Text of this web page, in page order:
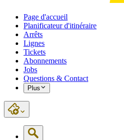
Page d'accueil
Planificateur d'itinéraire
Arrêts
Lignes
Tickets
Abonnements
Jobs
Questions & Contact
Plus